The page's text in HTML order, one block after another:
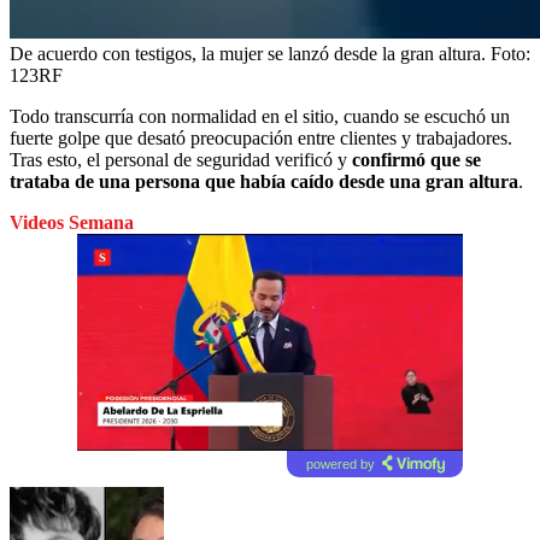
De acuerdo con testigos, la mujer se lanzó desde la gran altura. Foto:
123RF
Todo transcurría con normalidad en el sitio, cuando se escuchó un
fuerte golpe que desató preocupación entre clientes y trabajadores.
Tras esto, el personal de seguridad verificó y confirmó que se
trataba de una persona que había caído desde una gran altura.
Videos Semana
powered by